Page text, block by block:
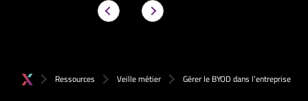
Ressources Veille métier Gérer le BYOD dans l’entreprise